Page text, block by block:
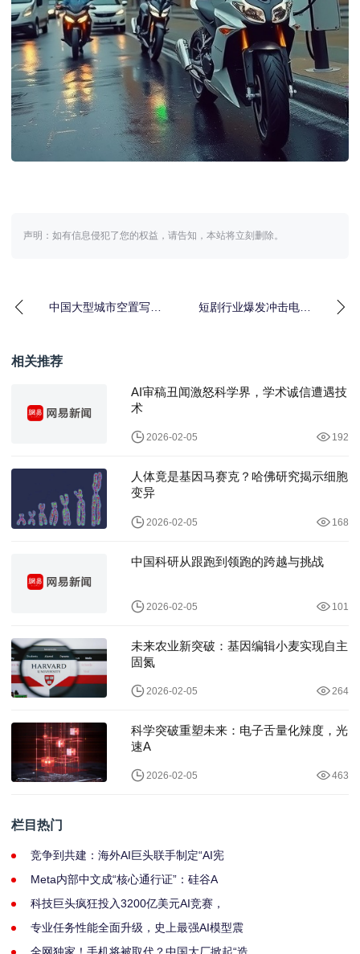
声明：如有信息侵犯了您的权益，请告知，本站将立刻删除。
中国大型城市空置写字
短剧行业爆发冲击电影
相关推荐
AI审稿丑闻激怒科学界，学术诚信遭遇技
术
2026-02-05 192
人体竟是基因马赛克？哈佛研究揭示细胞
变异
2026-02-05 168
中国科研从跟跑到领跑的跨越与挑战
2026-02-05 101
未来农业新突破：基因编辑小麦实现自主
固氮
2026-02-05 264
科学突破重塑未来：电子舌量化辣度，光
速A
2026-02-05 463
栏目热门
竞争到共建：海外AI巨头联手制定“AI宪
Meta内部中文成“核心通行证”：硅谷A
科技巨头疯狂投入3200亿美元AI竞赛，
专业任务性能全面升级，史上最强AI模型震